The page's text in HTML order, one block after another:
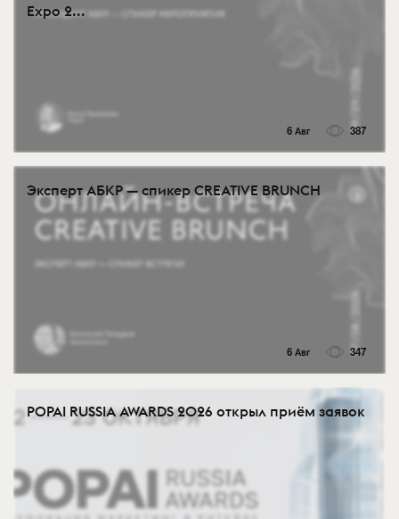
Expo 2...
6 Авг 387
Эксперт АБКР — спикер CREATIVE BRUNCH
6 Авг 347
POPAI RUSSIA AWARDS 2026 открыл приём заявок